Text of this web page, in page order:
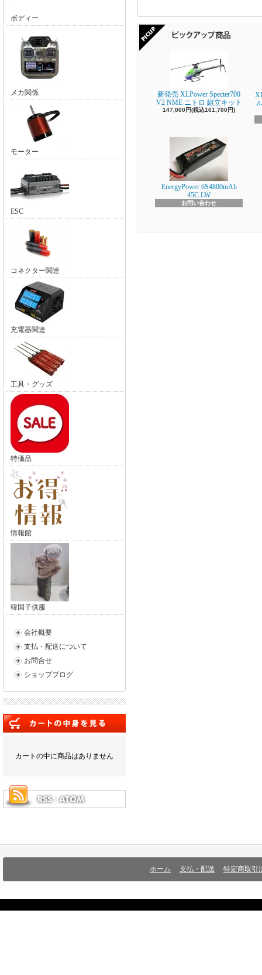
ボディー
メカ関係
モーター
ESC
コネクター関連
充電器関連
工具・グッズ
特価品
情報館
韓国子供服
会社概要
支払・配送について
お問合せ
ショップブログ
カートの中に商品はありません
新発売 XLPower Specter700
V2 NME ニトロ 組立キット
147,000円(税込161,700円)
EnergyPower 6S4800mAh
45C LW
お問い合わせ
ホーム 支払・配送 特定商取引